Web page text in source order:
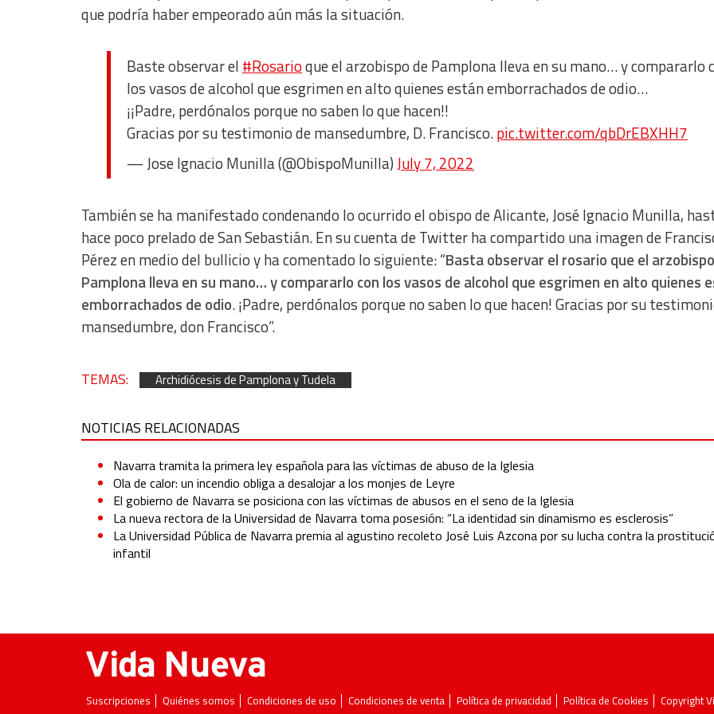
que podría haber empeorado aún más la situación.
Baste observar el #Rosarioque el arzobispo de Pamplona lleva en su mano… y compararlo
los vasos de alcohol que esgrimen en alto quienes están emborrachados de odio…
¡¡Padre, perdónalos porque no saben lo que hacen!!
Gracias por su testimonio de mansedumbre, D. Francisco.pic.twitter.com/qbDrEBXHH7
— Jose Ignacio Munilla (@ObispoMunilla)July 7, 2022
También se ha manifestado condenando lo ocurrido el obispo de Alicante, José Ignacio Munilla,
hace poco prelado de San Sebastián. En su cuenta de Twitter ha compartido una imagen de
Pérez en medio del bullicio y ha comentado lo siguiente: “Basta observar el rosario que el
Pamplona lleva en su mano… y compararlo con los vasos de alcohol que esgrimen en alto quienes
emborrachados de odio. ¡Padre, perdónalos porque no saben lo que hacen! Gracias por su
mansedumbre, don Francisco”.
TEMAS: Archidiócesis de Pamplona y Tudela
NOTICIAS RELACIONADAS
Navarra tramita la primera ley española para las víctimas de abuso de la Iglesia
Ola de calor: un incendio obliga a desalojar a los monjes de Leyre
El gobierno de Navarra se posiciona con las víctimas de abusos en el seno de la Iglesia
La nueva rectora de la Universidad de Navarra toma posesión: “La identidad sin dinamismo es esclerosis”
La Universidad Pública de Navarra premia al agustino recoleto José Luis Azcona por su lucha contra la
infantil
Suscripciones Quiénes somos Condiciones de uso Condiciones de venta Política de privacidad Política de Cookies Copyright
Develop and improve services
Use limited data to select content
Use precise geolocation data
Identify devices based on information actively requested
Non-IAB processing purposes:
Advertising